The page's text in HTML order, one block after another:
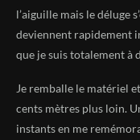
l’aiguille mais le déluge
deviennent rapidement
que je suis totalement à
Je remballe le matériel
cents mètres plus loin.
instants en me